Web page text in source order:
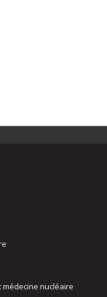
médecine nucléaire